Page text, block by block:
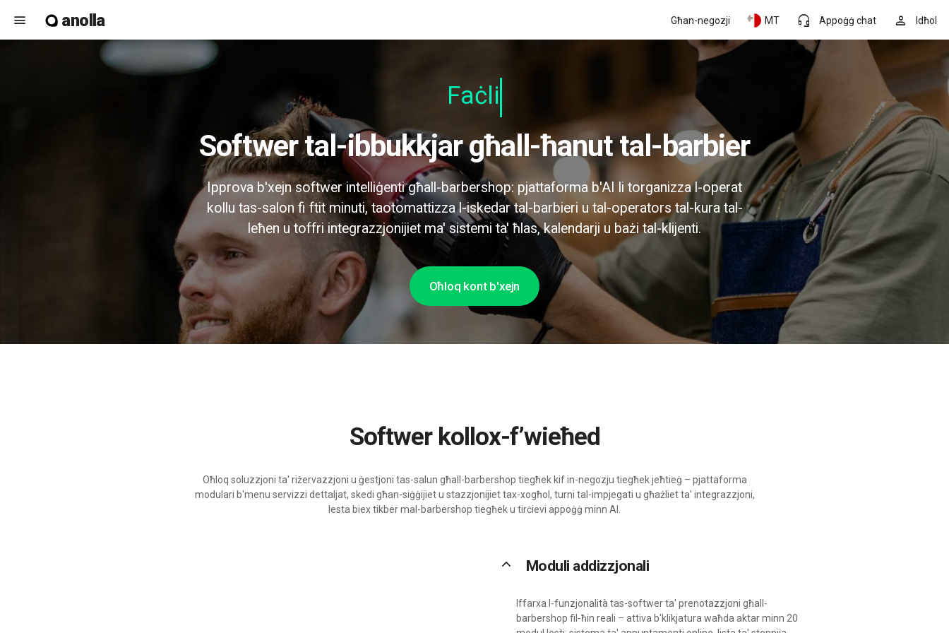
menu anolla person Idħol
headset_mic Appoġġ chat
MT
Għan-negozji
Faċli għal
Softwer tal-ibbukkjar għall-ħanut tal-barbier
Ipprova b'xejn softwer intelliġenti għall-barbershop: pjattaforma b'AI li torganizza l-operat
kollu tas-salon fi ftit minuti, taotomattizza l-iskedar tal-barbieri u tal-operators tal-kura tal-
leħen u toffri integrazzjonijiet ma' sistemi ta' ħlas, kalendarji u bażi tal-klijenti.
Oħloq kont b'xejn
Softwer kollox-f’wieħed
Oħloq soluzzjoni ta' riżervazzjoni u ġestjoni tas-salun għall-barbershop tiegħek kif in-negozju tiegħek jeħtieġ – pjattaforma
modulari b'menu servizzi dettaljat, skedi għan-siġġijiet u stazzjonijiet tax-xogħol, turni tal-impjegati u għażliet ta' integrazzjoni,
lesta biex tikber mal-barbershop tiegħek u tirċievi appoġġ minn AI.
keyboard_arrow_up Moduli addizzjonali
Iffarxa l-funzjonalità tas-softwer ta' prenotazzjoni għall-
barbershop fil-ħin reali – attiva b'klikjatura waħda aktar minn 20